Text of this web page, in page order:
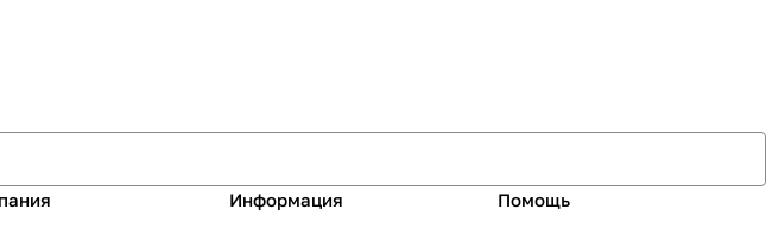
Информация Помощь